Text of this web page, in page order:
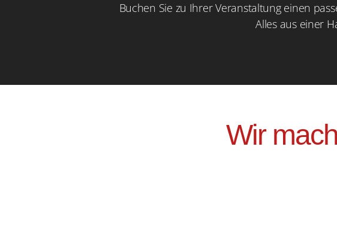
Buchen Sie zu Ihrer Veranstaltung einen
Alles aus einer
Wir